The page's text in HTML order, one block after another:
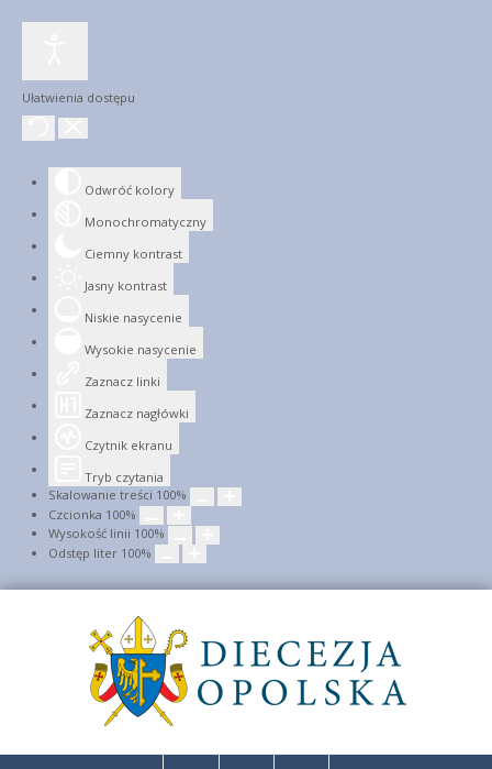
Ułatwienia dostępu
Odwróć kolory
Monochromatyczny
Ciemny kontrast
Jasny kontrast
Niskie nasycenie
Wysokie nasycenie
Zaznacz linki
Zaznacz nagłówki
Czytnik ekranu
Tryb czytania
Skalowanie treści 100%
Czcionka 100%
Wysokość linii 100%
Odstęp liter 100%